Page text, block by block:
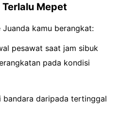
Mepet
kamu berangkat:
pesawat saat jam sibuk
pada kondisi
bandara daripada tertinggal